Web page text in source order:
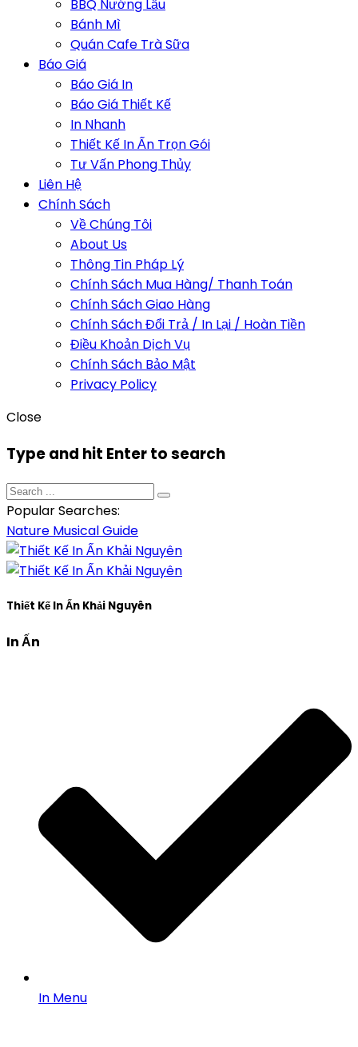
BBQ Nướng Lẩu
Bánh Mì
Quán Cafe Trà Sữa
Báo Giá
Báo Giá In
Báo Giá Thiết Kế
In Nhanh
Thiết Kế In Ấn Trọn Gói
Tư Vấn Phong Thủy
Liên Hệ
Chính Sách
Về Chúng Tôi
About Us
Thông Tin Pháp Lý
Chính Sách Mua Hàng/ Thanh Toán
Chính Sách Giao Hàng
Chính Sách Đổi Trả / In Lại / Hoàn Tiền
Điều Khoản Dịch Vụ
Chính Sách Bảo Mật
Privacy Policy
Close
Type and hit Enter to search
Popular Searches:
Nature MusicalGuide
Thiết Kế In Ấn Khải Nguyên
In Ấn
In Menu